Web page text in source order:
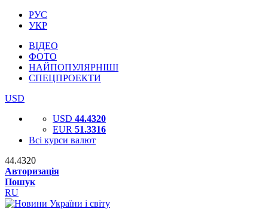
РУС
УКР
ВІДЕО
ФОТО
НАЙПОПУЛЯРНІШІ
СПЕЦПРОЕКТИ
USD
USD 44.4320
EUR 51.3316
Всі курси валют
44.4320
Авторизація
Пошук
RU